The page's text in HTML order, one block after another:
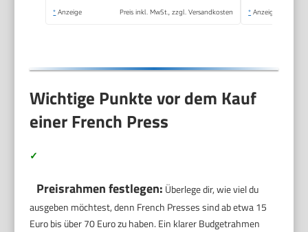
Kaffeemaschine, 2
Min Brühzeit
* Anzeige Preis inkl. MwSt., zzgl. Versandkosten * Anzeige
Wichtige Punkte vor dem Kauf
einer French Press
✓
Preisrahmen festlegen: Überlege dir, wie viel du
ausgeben möchtest, denn French Presses sind ab etwa 15
Euro bis über 70 Euro zu haben. Ein klarer Budgetrahmen